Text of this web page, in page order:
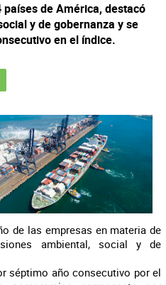
de América, destacó
y de gobernanza y se
en el índice.
de las empresas en materia de
ambiental, social y de
séptimo año consecutivo por el